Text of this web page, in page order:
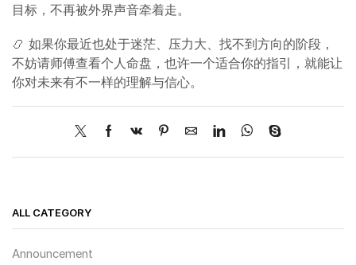
目标，不再被外界声音牵着走。
📿 如果你最近也处于迷茫、压力大、找不到方向的阶段，
不妨请师傅查看个人命盘，也许一个适合你的指引，就能让
你对未来有不一样的理解与信心。
ALL CATEGORY
Announcement